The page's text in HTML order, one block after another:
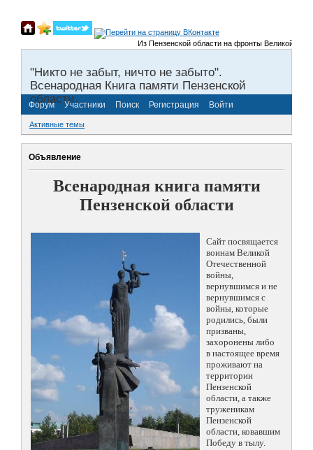
Из Пензенской области на фронты Великой
"Никто не забыт, ничто не забыто".
Всенародная Книга памяти Пензенской
области.
Форум Участники Поиск Регистрация Войти
Активные темы
Объявление
Всенародная книга памяти
Пензенской области
Сайт посвящается
воинам Великой
Отечественной
войны,
вернувшимся и не
вернувшимся с
войны, которые
родились, были
призваны,
захоронены либо
в настоящее время
проживают на
территории
Пензенской
области, а также
труженикам
Пензенской
области, ковавшим
Победу в тылу.